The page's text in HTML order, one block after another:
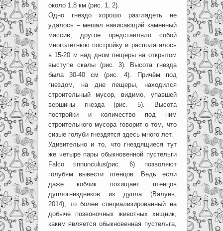
около 1,8 км (рис. 1, 2).
Одно гнездо хорошо разглядеть не
удалось – мешал нависающий каменный
массив; другое представляло собой
многолетнюю постройку и располагалось
в 15-20 м над дном пещеры на открытом
выступе скалы (рис. 3). Высота гнезда
была 30-40 см (рис. 4). Причём под
гнездом, на дне пещеры, находился
строительный мусор, видимо, упавшей
вершины гнезда (рис. 5). Высота
постройки и количество под ним
строительного мусора говорит о том, что
сизые голуби гнездятся здесь много лет.
Удивительно и то, что гнездящиеся тут
же четыре пары обыкновенной пустельги
Falco tinnunculus(рис. 6) позволяют
голубям вывести птенцов. Ведь если
даже кобчик похищает птенцов
дуплогнёздников из дупла (Валуев,
2014), то более специализированный на
добыче позвоночных животных хищник,
каким является обыкновенная пустельга,